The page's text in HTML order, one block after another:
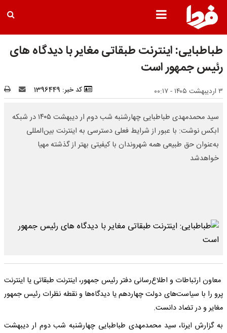
طباطبایی: اینترنت طبقاتی مغایر با دیدگاه های
رئیس جمهور است
۳ اردیبهشت ۱۴۰۵ - ۰۰:۱۷ کد خبر: 1396449
سید محمدمهدی طباطبایی چهارشنبه شب دوم ار دیبهشت ۱۴۰۵ در شبکه
ابکس نوشت: با عبور از شرایط فعلی دسترسی به اینترنت بین‌المللی
به‌عنوان حق طبیعی همه شهروندان با کیفیتی بهتر از گذشته مهیا
خواهدشد
معاون ارتباطات و اطلاع‌رسانی دفتر رئیس جمهور، اینترنت طبقاتی یا اینترنت
پرو را با سیاست‌های دولت چهاردهم یا دیدگاه‌ها و نقطه نظرات رئیس جمهور
مغایر و در تضاد دانست.
به گزارش ایرنا، سید محمدمهدی طباطبایی چهارشنبه شب دوم ار دیبهشت